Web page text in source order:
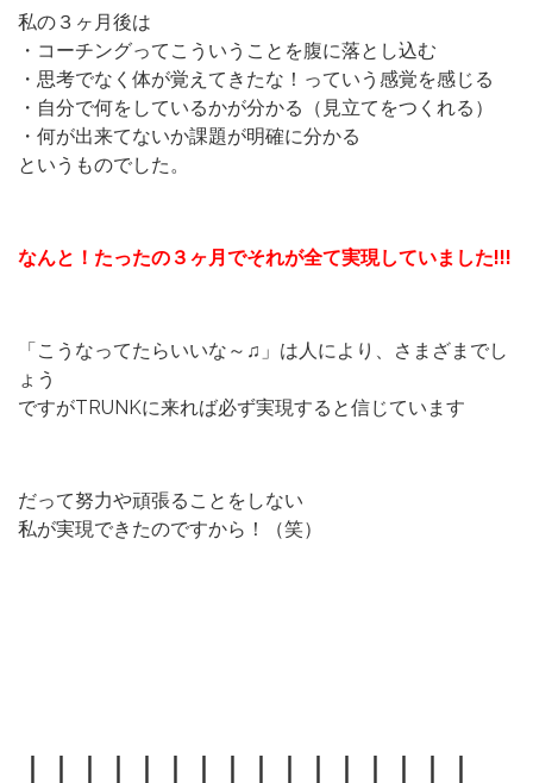
私の３ヶ月後は
・コーチングってこういうことを腹に落とし込む
・思考でなく体が覚えてきたな！っていう感覚を感じる
・自分で何をしているかが分かる（見立てをつくれる）
・何が出来てないか課題が明確に分かる
というものでした。
なんと！たったの３ヶ月でそれが全て実現していました!!!
「こうなってたらいいな～♫」は人により、さまざまでし
ょう
ですがTRUNKに来れば必ず実現すると信じています
だって努力や頑張ることをしない
私が実現できたのですから！（笑）